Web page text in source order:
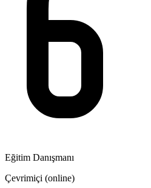
Eğitim Danışmanı
Çevrimiçi (online)